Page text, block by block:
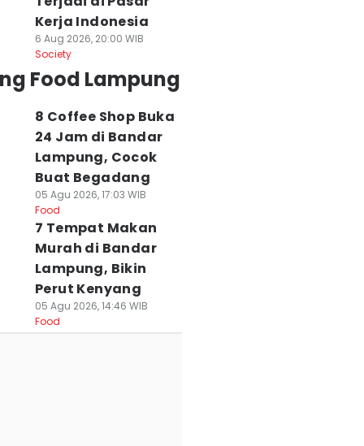
Kerja Indonesia
6 Aug 2026, 20:00 WIB
Society
Food Lampung
8 Coffee Shop Buka
24 Jam di Bandar
Lampung, Cocok
Buat Begadang
05 Agu 2026, 17:03 WIB
Food
7 Tempat Makan
Murah di Bandar
Lampung, Bikin
Perut Kenyang
05 Agu 2026, 14:46 WIB
Food